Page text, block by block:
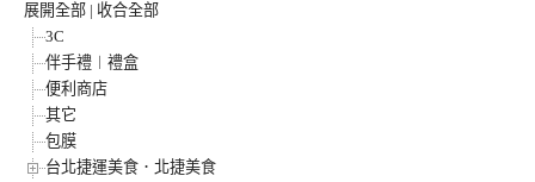
展開全部 | 收合全部
3C
伴手禮︱禮盒
便利商店
其它
包膜
台北捷運美食．北捷美食